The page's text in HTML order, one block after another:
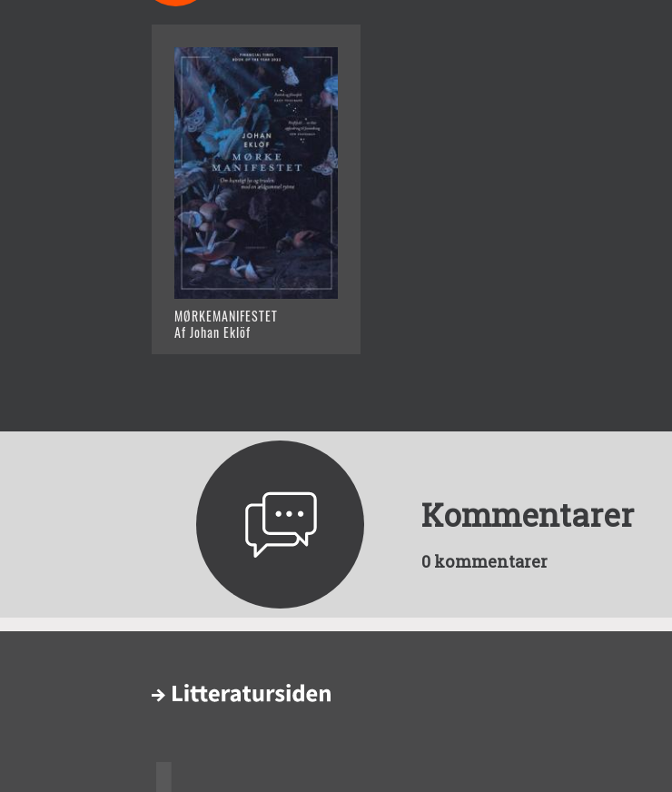
MØRKEMANIFESTET
Af Johan Eklöf
Kommentarer
0 kommentarer